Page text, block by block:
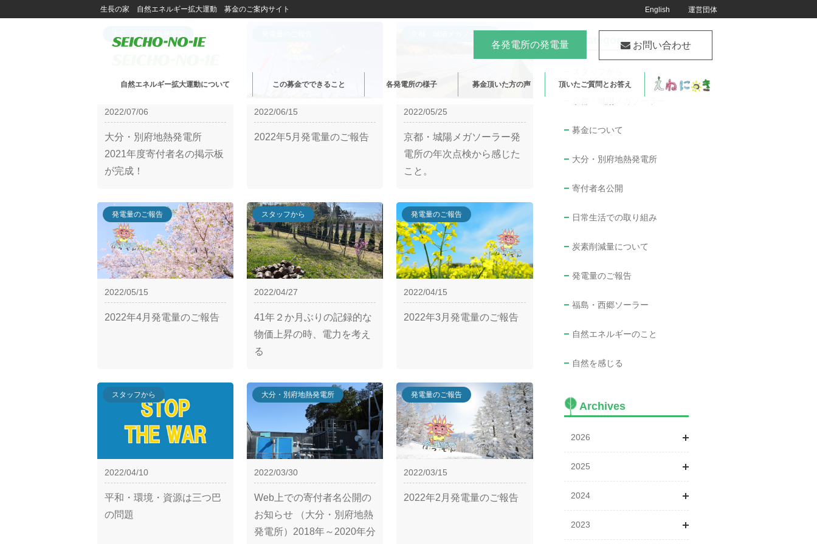
生長の家 自然エネルギー拡大運動 募金のご案内サイト English 運営団体
各発電所の発電量 お問い合わせ
自然エネルギー拡大運動について この募金でできること 各発電所の様子 募金頂いた方の声 頂いたご質問とお答え
2022/07/06
大分・別府地熱発電所
2021年度寄付者名の掲示板
が完成！
2022/06/15
2022年5月発電量のご報告
2022/05/25
京都・城陽メガソーラー発
電所の年次点検から感じた
こと。
発電量のご報告
2022/05/15
2022年4月発電量のご報告
スタッフから
2022/04/27
41年２か月ぶりの記録的な
物価上昇の時、電力を考え
る
発電量のご報告
2022/04/15
2022年3月発電量のご報告
スタッフから
2022/04/10
平和・環境・資源は三つ巴
の問題
大分・別府地熱発電所
2022/03/30
Web上での寄付者名公開の
お知らせ （大分・別府地熱
発電所）2018年～2020年分
発電量のご報告
2022/03/15
2022年2月発電量のご報告
Category
募金について
大分・別府地熱発電所
寄付者名公開
日常生活での取り組み
炭素削減量について
発電量のご報告
福島・西郷ソーラー
自然エネルギーのこと
自然を感じる
Archives
2026
1月
2月
3月
2025
1月
3月
2024
1月
2023